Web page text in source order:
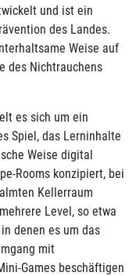
und ist ein
des Landes.
Weise auf
des Nichtrauchens
es sich um ein
Spiel, das Lerninhalte
Weise digital
Rooms konzipiert, bei
Kellerraum
Level, so etwa
denen es um das
mit
Games beschäftigen